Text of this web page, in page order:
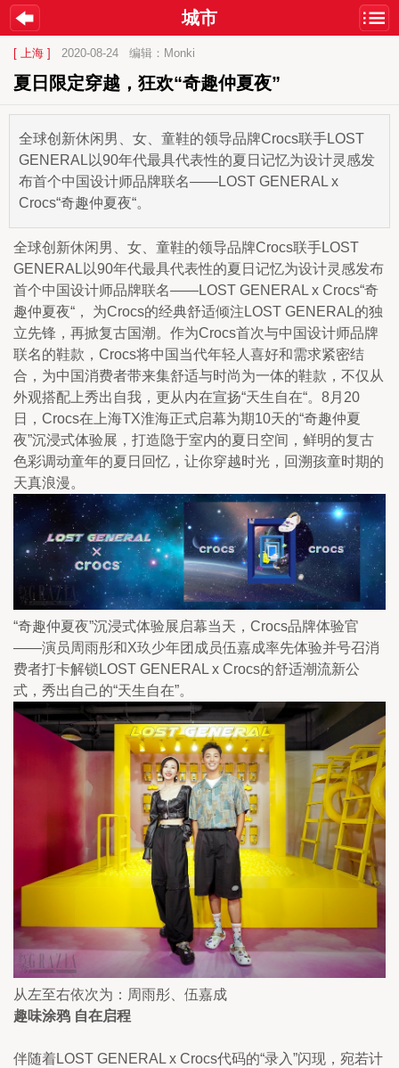
城市
[ 上海 ] 2020-08-24 编辑：Monki
夏日限定穿越，狂欢“奇趣仲夏夜”
全球创新休闲男、女、童鞋的领导品牌Crocs联手LOST
GENERAL以90年代最具代表性的夏日记忆为设计灵感发
布首个中国设计师品牌联名——LOST GENERAL x
Crocs“奇趣仲夏夜“。
全球创新休闲男、女、童鞋的领导品牌Crocs联手LOST
GENERAL以90年代最具代表性的夏日记忆为设计灵感发布
首个中国设计师品牌联名——LOST GENERAL x Crocs“奇
趣仲夏夜“， 为Crocs的经典舒适倾注LOST GENERAL的独
立先锋，再掀复古国潮。作为Crocs首次与中国设计师品牌
联名的鞋款，Crocs将中国当代年轻人喜好和需求紧密结
合，为中国消费者带来集舒适与时尚为一体的鞋款，不仅从
外观搭配上秀出自我，更从内在宣扬“天生自在“。8月20
日，Crocs在上海TX淮海正式启幕为期10天的“奇趣仲夏
夜”沉浸式体验展，打造隐于室内的夏日空间，鲜明的复古
色彩调动童年的夏日回忆，让你穿越时光，回溯孩童时期的
天真浪漫。
“奇趣仲夏夜”沉浸式体验展启幕当天，Crocs品牌体验官
——演员周雨彤和X玖少年团成员伍嘉成率先体验并号召消
费者打卡解锁LOST GENERAL x Crocs的舒适潮流新公
式，秀出自己的“天生自在”。
从左至右依次为：周雨彤、伍嘉成
趣味涂鸦 自在启程
伴随着LOST GENERAL x Crocs代码的“录入”闪现，宛若计